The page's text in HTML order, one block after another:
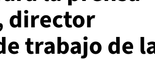
director
trabajo de